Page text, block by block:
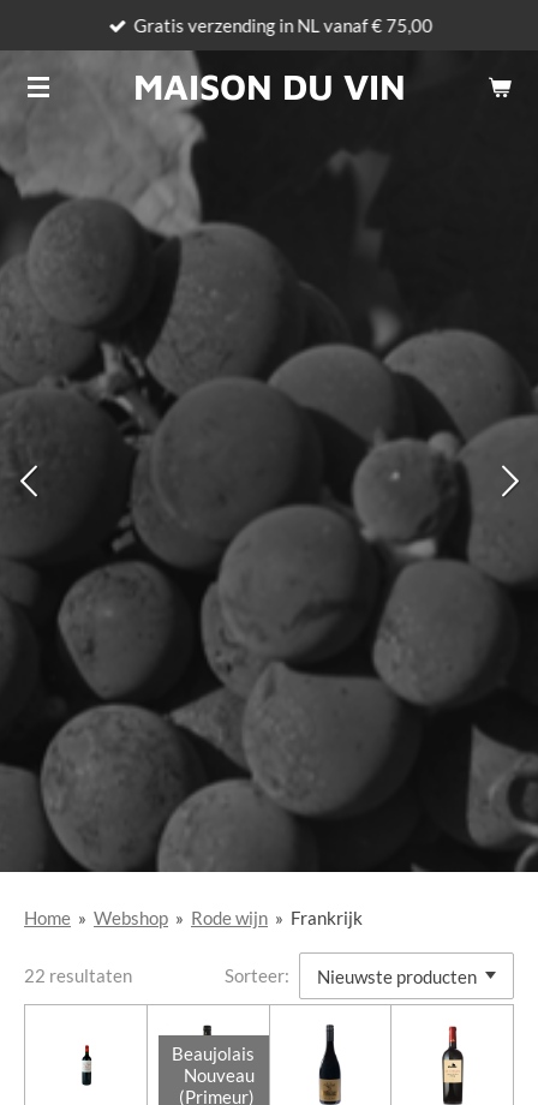
naar
MAISON DU VIN
Gratis verzending in NL vanaf € 75,00
Home » Webshop » Rode wijn » Frankrijk
22 resultaten Sorteer:
Beaujolais
Nouveau
(Primeur)